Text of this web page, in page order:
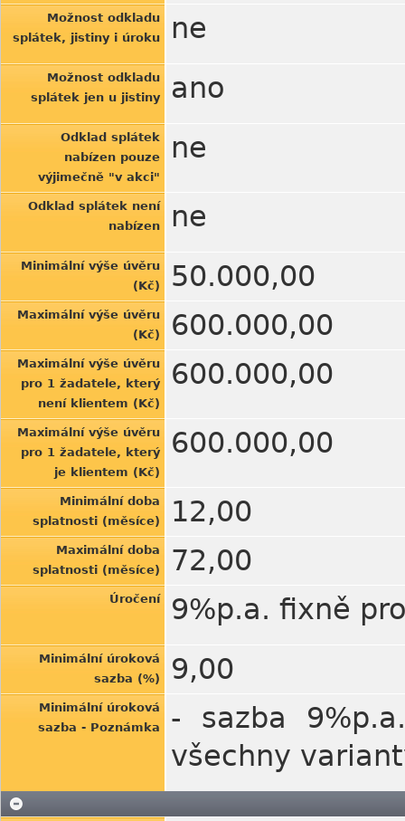
Možnost odkladu
splátek, jistiny i úroku
ne
Možnost odkladu
splátek jen u jistiny
ano
Odklad splátek
nabízen pouze
výjimečně "v akci"
ne
Odklad splátek není
nabízen
ne
Minimální výše úvěru
(Kč)
50.000,00
Maximální výše úvěru
(Kč)
600.000,00
Maximální výše úvěru
pro 1 žadatele, který
není klientem (Kč)
600.000,00
Maximální výše úvěru
pro 1 žadatele, který
je klientem (Kč)
600.000,00
Minimální doba
splatnosti (měsíce)
12,00
Maximální doba
splatnosti (měsíce)
72,00
Úročení 9%p.a. fixně
Minimální úroková
sazba (%)
9,00
Minimální úroková
sazba - Poznámka
- sazba
všechny